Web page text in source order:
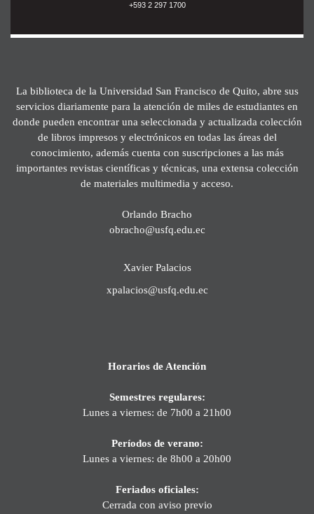
+593 2 297 1700
La biblioteca de la Universidad San Francisco de Quito, abre sus
servicios diariamente para la atención de miles de estudiantes en
donde pueden encontrar una seleccionada y actualizada colección
de libros impresos y electrónicos en todas las áreas del
conocimiento, además cuenta con suscripciones a las más
importantes revistas científicas y técnicas, una extensa colección
de materiales multimedia y acceso.
Orlando Bracho
obracho@usfq.edu.ec
Xavier Palacios
xpalacios@usfq.edu.ec
Horarios de Atención
Semestres regulares:
Lunes a viernes: de 7h00 a 21h00
Períodos de verano:
Lunes a viernes: de 8h00 a 20h00
Feriados oficiales:
Cerrada con aviso previo